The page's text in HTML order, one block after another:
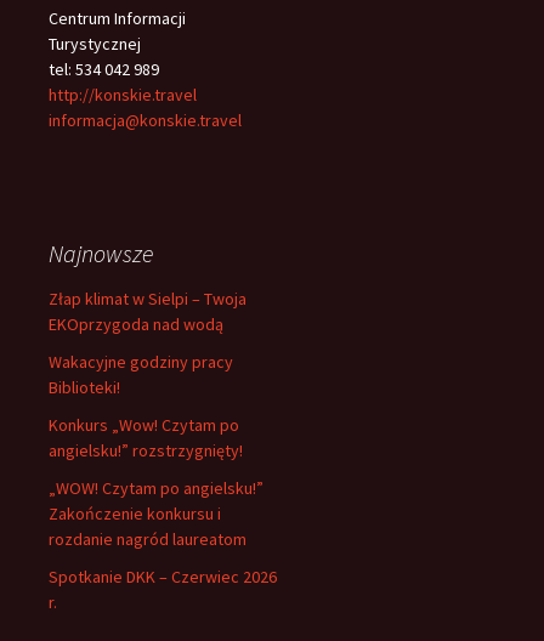
Centrum Informacji
Turystycznej
tel: 534 042 989
http://konskie.travel
informacja@konskie.travel
Najnowsze
Złap klimat w Sielpi – Twoja
EKOprzygoda nad wodą
Wakacyjne godziny pracy
Biblioteki!
Konkurs „Wow! Czytam po
angielsku!” rozstrzygnięty!
„WOW! Czytam po angielsku!”
Zakończenie konkursu i
rozdanie nagród laureatom
Spotkanie DKK – Czerwiec 2026
r.